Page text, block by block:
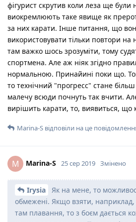
фігурист скрутив коли леза ще були
виокремлюють таке явище як
за них карати. Інше питання, що
використовувати тільки повтори на
там важко шось зрозуміти, тому
спортмена. Але аж ніяк згідно
нормальною. Принайині поки що.
то технічний "прогресс" стане
малечу всюди почнуть так вчити.
вирішить карати, то, виявиться, що
Marina-S відповіли на це
M Marina-S 25 сер 2019 Змінено
Irysia
Як на мене, то
обмежені. Якщо взяти, наприклад,
там плавання, то з боєм дається